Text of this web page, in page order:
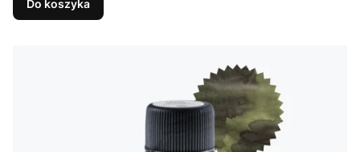
Do koszyka